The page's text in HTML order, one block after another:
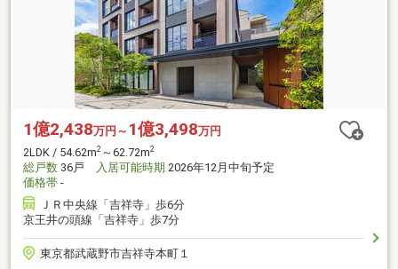
1億2,438万円～ 1億3,498万円
2LDK / 54.62m2 ～62.72m2
総戸数 36戸 入居可能時期 2026年12月中旬予定
価格帯 -
ＪＲ中央線「吉祥寺」歩6分
京王井の頭線「吉祥寺」歩7分
東京都武蔵野市吉祥寺本町１